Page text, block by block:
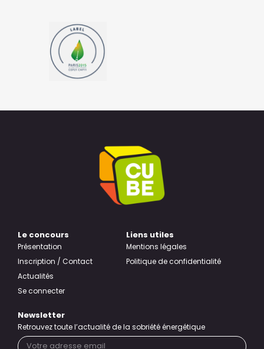
Le concours
Présentation
Inscription / Contact
Actualités
Se connecter
Liens utiles
Mentions légales
Politique de confidentialité
Newsletter
Retrouvez toute l’actualité de la sobriété énergétique